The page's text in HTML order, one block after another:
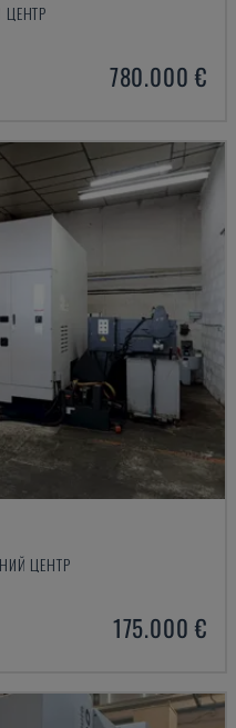
ЦЕНТР
780.000 €
ЦЕНТР
175.000 €